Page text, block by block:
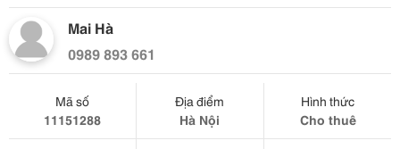
Mai Hà
0989 893 661
Mã số
11151288
Địa điểm
Hà Nội
Hình thức
Cho thuê